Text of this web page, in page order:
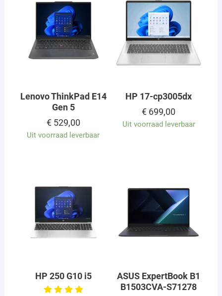
Lenovo ThinkPad E14
Gen 5
€529,00
Uit voorraad leverbaar
HP 17-cp3005dx
€ 699,00
Uit voorraad leverbaar
HP 250 G10 i5
ASUS ExpertBook B1
B1503CVA-S71278